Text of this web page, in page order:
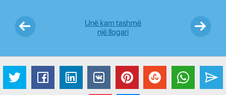
Unë kam tashmë
një llogari